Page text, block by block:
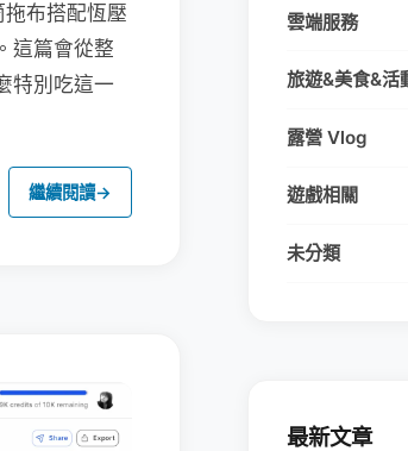
布搭配恆壓
這篇會從整
特別吃這一
繼續閱讀→
雲端服務
旅遊&美食&活
露營 Vlog
遊戲相關
未分類
最新文章